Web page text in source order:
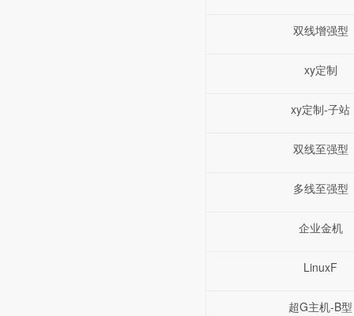
双线增强型
xy定制
xy定制-子站
双线至强型
多线至强型
企业金机
LinuxF
超G主机-B型